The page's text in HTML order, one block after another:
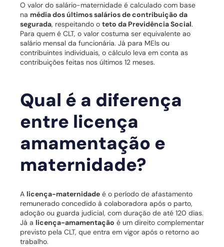
O valor do salário-maternidade é calculado com base
na média dos últimos salários de contribuição da
segurada, respeitando o teto da Previdência Social.
Para quem é CLT, o valor costuma ser equivalente ao
salário mensal da funcionária. Já para MEIs ou
contribuintes individuais, o cálculo leva em conta as
contribuições feitas nos últimos 12 meses.
Qual é a diferença
entre licença
amamentação e
maternidade?
A licença-maternidade é o período de afastamento
remunerado concedido à colaboradora após o parto,
adoção ou guarda judicial, com duração de até 120 dias.
Já a licença-amamentação é um direito complementar
previsto pela CLT, que entra em vigor após o retorno ao
trabalho.